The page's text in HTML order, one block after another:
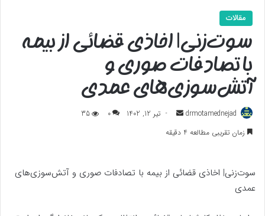
مقالات
سوت‌زنی| اخاذی قضائی از بیمه
با تصادفات صوری و
آتش‌سوزی‌های عمدی
drmotamednejad
ارسال
به
تیر 12, 1402 0
35
زمان تقریبی مطالعه 4 دقیقه
سوت‌زنی| اخاذی قضائی از بیمه با تصادفات صوری و آتش‌سوزی‌های
عمدی